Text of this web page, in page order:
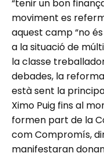
“tenir un bon
moviment es
aquest camp “no
a la situació de
la classe
debades, la
està sent la
Ximo Puig fins al
formen part de la
com Compromís,
manifestaran